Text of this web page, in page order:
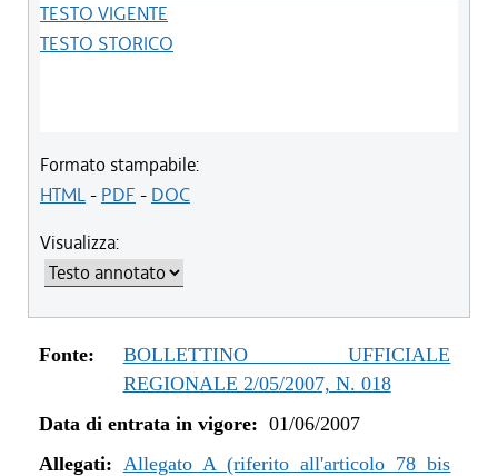
TESTO VIGENTE
TESTO STORICO
Formato stampabile:
HTML- PDF - DOC
Visualizza:
Fonte:
BOLLETTINO UFFICIALE
REGIONALE 2/05/2007, N. 018
Data di entrata in vigore: 01/06/2007
Allegati: Allegato A (riferito all'articolo 78 bis